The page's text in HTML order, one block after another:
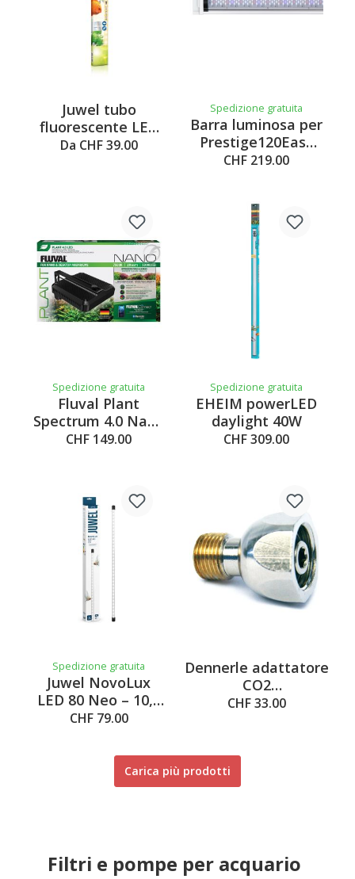
Juwel tubo
fluorescente LED
Nature
Da CHF 39.00
Spedizione gratuita
Barra luminosa per
Prestige120Easy
LED bianca
CHF 219.00
Spedizione gratuita
Fluval Plant
Spectrum 4.0 Nano
LED 20W –
CHF 149.00
Spedizione gratuita
EHEIM powerLED
daylight 40W
CHF 309.00
Spedizione gratuita
Juwel NovoLux
LED 80 Neo – 10,5
W, bianco
CHF 79.00
Dennerle adattatore
CO2
monouso/riutilizzabile
CHF 33.00
Carica più prodotti
Filtri e pompe per acquario